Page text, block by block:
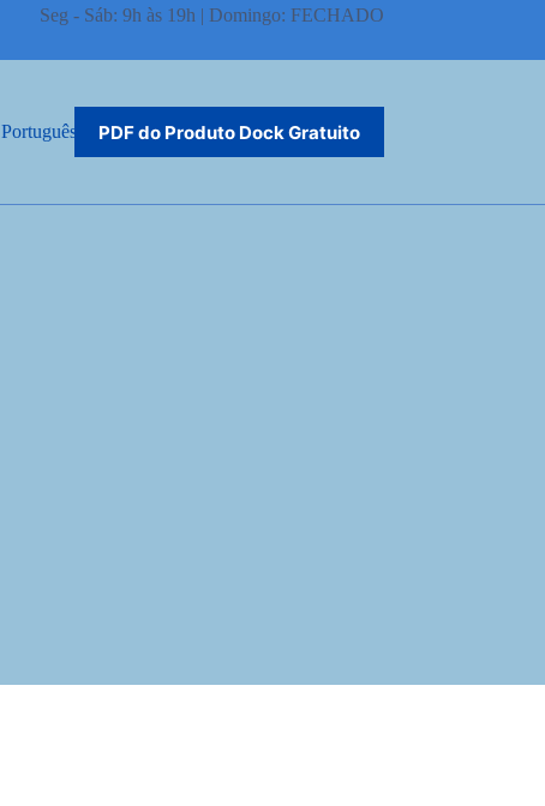
Seg - Sáb: 9h às 19h | Domingo: FECHADO
Português do BrasilPDF do Produto Dock Gratuito